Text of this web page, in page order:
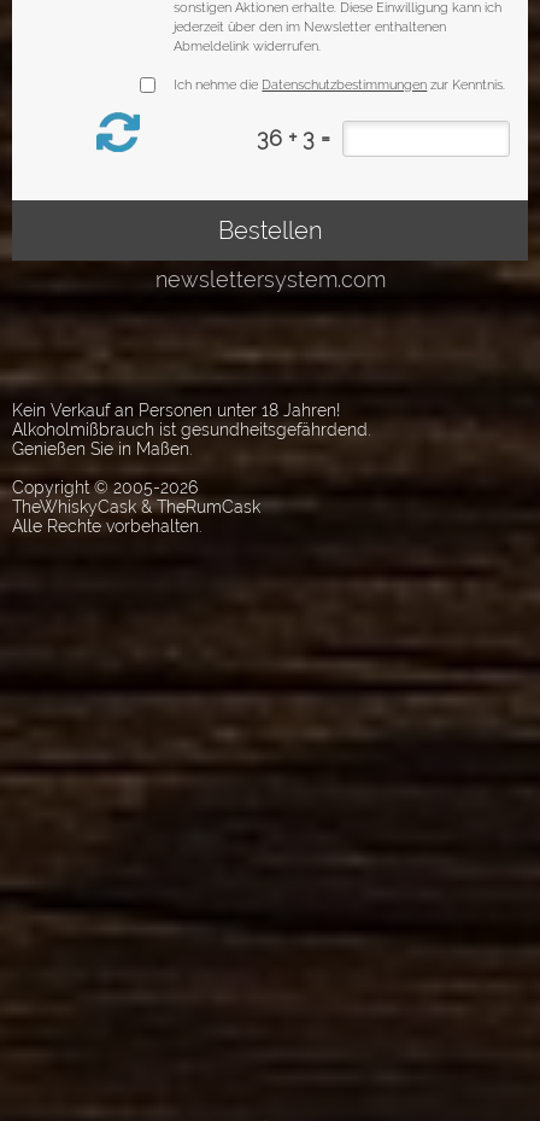
Kein Verkauf an Personen unter 18 Jahren!
Alkoholmißbrauch ist gesundheitsgefährdend.
Genießen Sie in Maßen.
Copyright © 2005-2026
TheWhiskyCask & TheRumCask
Alle Rechte vorbehalten.